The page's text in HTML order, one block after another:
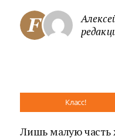
Класс!
Лишь малую часть